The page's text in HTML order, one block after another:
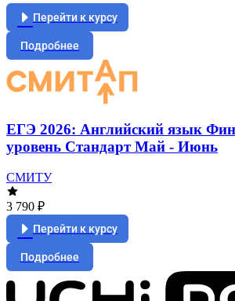
Перейти к курсу
Подробнее
ЕГЭ 2026: Английский язык
уровень Стандарт Май - Июнь
СМИТУ
3 790 ₽
Перейти к курсу
Подробнее